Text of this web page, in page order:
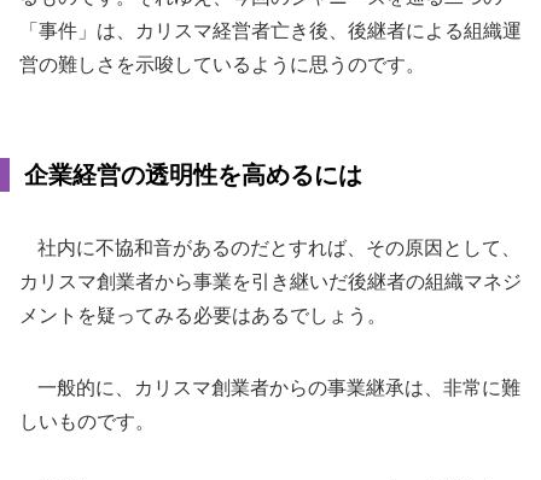
「事件」は、カリスマ経営者亡き後、後継者による組織運
営の難しさを示唆しているように思うのです。
企業経営の透明性を高めるには
社内に不協和音があるのだとすれば、その原因として、
カリスマ創業者から事業を引き継いだ後継者の組織マネジ
メントを疑ってみる必要はあるでしょう。
一般的に、カリスマ創業者からの事業継承は、非常に難
しいものです。